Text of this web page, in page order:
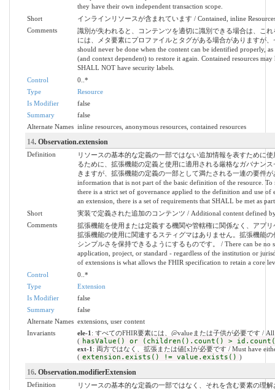
they have their own independent transaction scope.
Short
インラインリソースが含まれています / Contained, inline
Comments
識別が失われると、コンテンツを適切に識別できる場合は、こ
には、メタ要素にプロファイルとタグがある場合がありますが
should never be done when the content can be identified properly,
(and context dependent) to restore it again. Contained resources
SHALL NOT have security labels.
Control
0..*
Type
Resource
Is Modifier
false
Summary
false
Alternate Names inline resources, anonymous resources, contained resources
14. Observation.extension
Definition
リソースの基本的な定義の一部ではない追加情報を表すために
るために、拡張機能の定義と使用に適用される厳格なガバナン
きますが、拡張機能の定義の一部として満たされる一連の要件が
information that is not part of the basic definition of the resource. To
there is a strict set of governance applied to the definition and use
an extension, there is a set of requirements that SHALL be met as
Short
実装で定義された追加のコンテンツ / Additional content defined
Comments
拡張機能を使用または定義する機関や管轄権に関係なく、アプ
拡張機能の使用に関連するスティグマはありません。拡張機能
シンプルさを保持できるようにするものです。 / There can be no
application, project, or standard - regardless of the institution or
of extensions is what allows the FHIR specification to retain a core
Control
0..*
Type
Extension
Is Modifier
false
Summary
false
Alternate Names extensions, user content
Invariants
ele-1 : すべてのFHIR要素には、@valueまたは子供が必要です / All
( hasValue() or (children().count() >
ext-1 : 両方ではなく、拡張または値[x]が必要です / Must have
( extension.exists() != value.exists() )
16. Observation.modifierExtension
Definition リソースの基本的な定義の一部ではなく、それを含む要素の理